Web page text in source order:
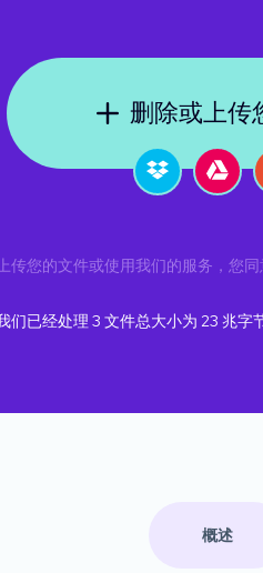
删除或上传
传您的文件或使用我们的服务，您同
们已经处理 3 文件总大小为 23 兆字
概述